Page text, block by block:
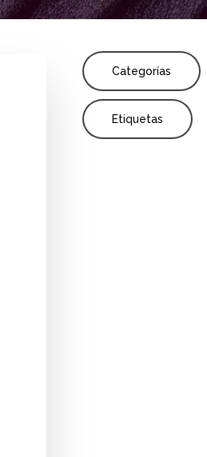
Formación de profesores
Categorías
Etiquetas